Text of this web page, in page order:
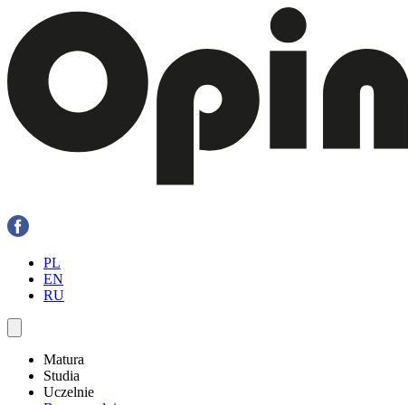
PL
EN
RU
Matura
Studia
Uczelnie